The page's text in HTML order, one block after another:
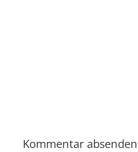
Kommentar absenden